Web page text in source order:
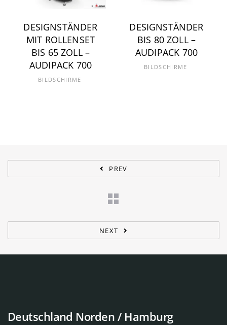
DESIGNSTÄNDER
MIT ROLLENSET
BIS 65 ZOLL –
AUDIPACK 700
BILDSCHIRME
DESIGNSTÄNDER
BIS 80 ZOLL –
AUDIPACK 700
BILDSCHIRME
PREV
NEXT
Deutschland Norden / Hamburg